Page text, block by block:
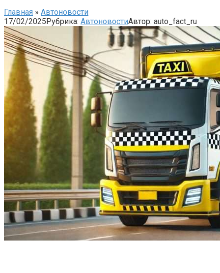
Главная » Автоновости
17/02/2025Рубрика: АвтоновостиАвтор: auto_fact_ru